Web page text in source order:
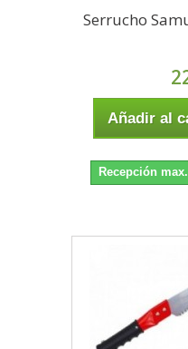
Serrucho
Añadir al
Recepción